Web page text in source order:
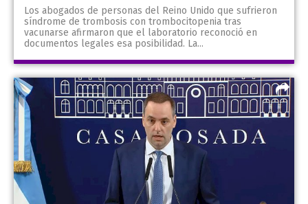
Los abogados de personas del Reino Unido que sufrieron
síndrome de trombosis con trombocitopenia tras
vacunarse afirmaron que el laboratorio reconoció en
documentos legales esa posibilidad. La...